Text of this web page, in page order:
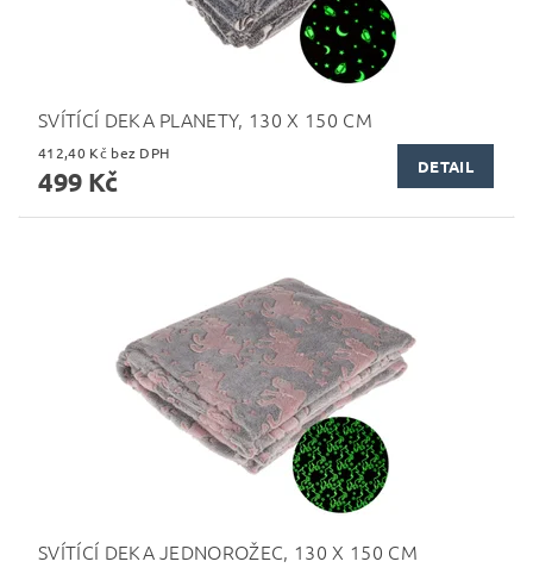
SVÍTÍCÍ DEKA PLANETY, 130 X 150 CM
412,40 Kč bez DPH
499 Kč DETAIL
SVÍTÍCÍ DEKA JEDNOROŽEC, 130 X 150 CM